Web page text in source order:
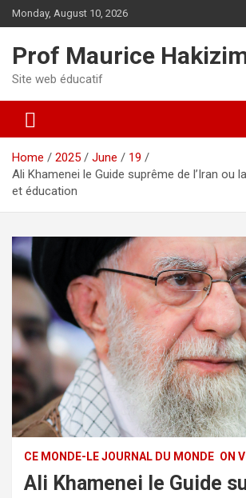
Skip
to
Monday, August 10, 2026
Prof Maurice
Site web éducatif
Home 2025 June
19
Ali Khamenei le Guide suprême de l’Iran ou
et éducation
CE MONDE-LE JOURNAL DU MONDE ON
Ali Khamenei le Guide